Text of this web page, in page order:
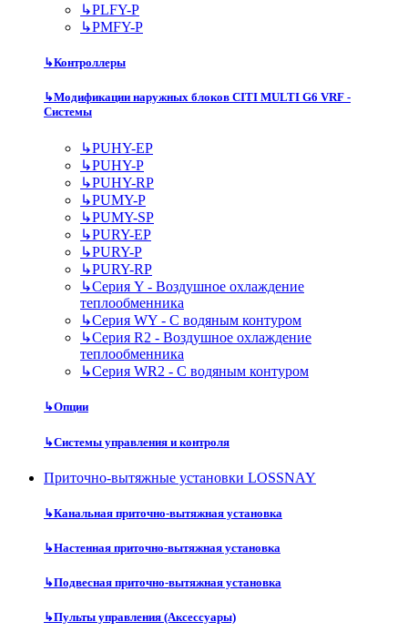
↳PLFY-P
↳PMFY-P
↳Контроллеры
↳Модификации наружных блоков CITI MULTI G6 VRF -
Системы
↳PUHY-EP
↳PUHY-P
↳PUHY-RP
↳PUMY-P
↳PUMY-SP
↳PURY-EP
↳PURY-P
↳PURY-RP
↳Серия Y - Воздушное охлаждение
теплообменника
↳Серия WY - С водяным контуром
↳Серия R2 - Воздушное охлаждение
теплообменника
↳Серия WR2 - С водяным контуром
↳Опции
↳Системы управления и контроля
Приточно-вытяжные установки LOSSNAY
↳Канальная приточно-вытяжная установка
↳Настенная приточно-вытяжная установка
↳Подвесная приточно-вытяжная установка
↳Пульты управления (Аксессуары)